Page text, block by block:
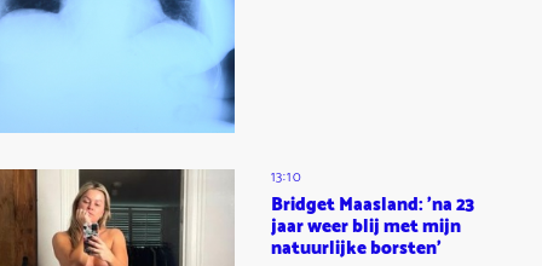
13:10
Bridget Maasland: 'na 23
jaar weer blij met mijn
natuurlijke borsten'